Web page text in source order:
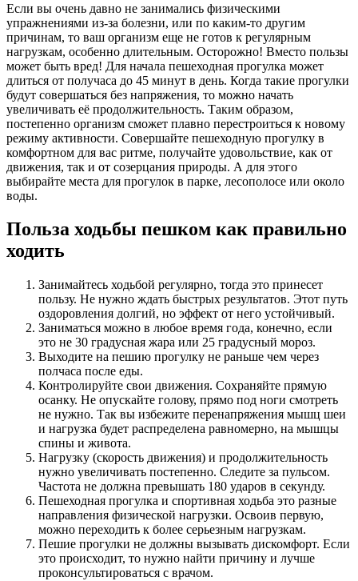
Если вы очень давно не занимались физическими
упражнениями из-за болезни, или по каким-то другим
причинам, то ваш организм еще не готов к регулярным
нагрузкам, особенно длительным. Осторожно! Вместо пользы
может быть вред! Для начала пешеходная прогулка может
длиться от получаса до 45 минут в день. Когда такие прогулки
будут совершаться без напряжения, то можно начать
увеличивать её продолжительность. Таким образом,
постепенно организм сможет плавно перестроиться к новому
режиму активности. Совершайте пешеходную прогулку в
комфортном для вас ритме, получайте удовольствие, как от
движения, так и от созерцания природы. А для этого
выбирайте места для прогулок в парке, лесополосе или около
воды.
Польза ходьбы пешком как правильно
ходить
Занимайтесь ходьбой регулярно, тогда это принесет
пользу. Не нужно ждать быстрых результатов. Этот путь
оздоровления долгий, но эффект от него устойчивый.
Заниматься можно в любое время года, конечно, если
это не 30 градусная жара или 25 градусный мороз.
Выходите на пешию прогулку не раньше чем через
полчаса после еды.
Контролируйте свои движения. Сохраняйте прямую
осанку. Не опускайте голову, прямо под ноги смотреть
не нужно. Так вы избежите перенапряжения мышц шеи
и нагрузка будет распределена равномерно, на мышцы
спины и живота.
Нагрузку (скорость движения) и продолжительность
нужно увеличивать постепенно. Следите за пульсом.
Частота не должна превышать 180 ударов в секунду.
Пешеходная прогулка и спортивная ходьба это разные
направления физической нагрузки. Освоив первую,
можно переходить к более серьезным нагрузкам.
Пешие прогулки не должны вызывать дискомфорт. Если
это происходит, то нужно найти причину и лучше
проконсультироваться с врачом.